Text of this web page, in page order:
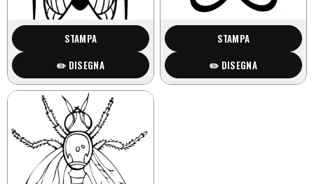
STAMPA
✏️ DISEGNA
STAMPA
✏️ DISEGNA